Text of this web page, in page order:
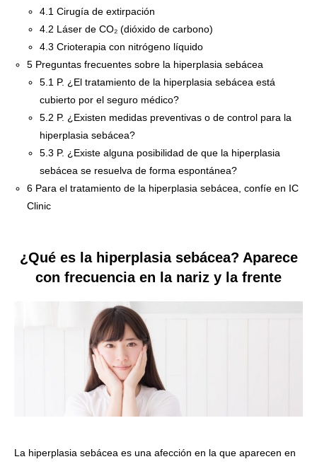
4.1 Cirugía de extirpación
4.2 Láser de CO₂ (dióxido de carbono)
4.3 Crioterapia con nitrógeno líquido
5 Preguntas frecuentes sobre la hiperplasia sebácea
5.1 P. ¿El tratamiento de la hiperplasia sebácea está
cubierto por el seguro médico?
5.2 P. ¿Existen medidas preventivas o de control para la
hiperplasia sebácea?
5.3 P. ¿Existe alguna posibilidad de que la hiperplasia
sebácea se resuelva de forma espontánea?
6 Para el tratamiento de la hiperplasia sebácea, confíe en IC
Clinic
¿Qué es la hiperplasia sebácea? Aparece
con frecuencia en la nariz y la frente
La hiperplasia sebácea es una afección en la que aparecen en